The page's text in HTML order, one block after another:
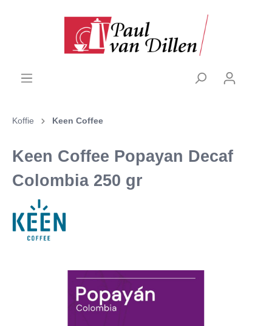
Koffie Keen Coffee
Keen Coffee Popayan Decaf
Colombia 250 gr